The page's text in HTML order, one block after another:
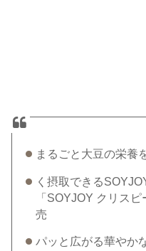
まるごと大豆の栄養
く摂取できる
「SOYJOY クリス
売
パッと広がる華やか